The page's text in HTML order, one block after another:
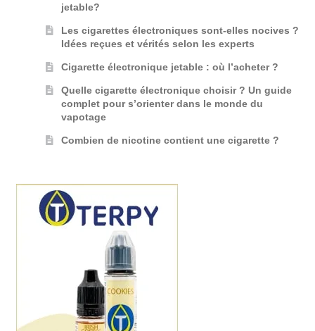
jetable?
Les cigarettes électroniques sont-elles nocives ?
Idées reçues et vérités selon les experts
Cigarette électronique jetable : où l’acheter ?
Quelle cigarette électronique choisir ? Un guide
complet pour s’orienter dans le monde du
vapotage
Combien de nicotine contient une cigarette ?